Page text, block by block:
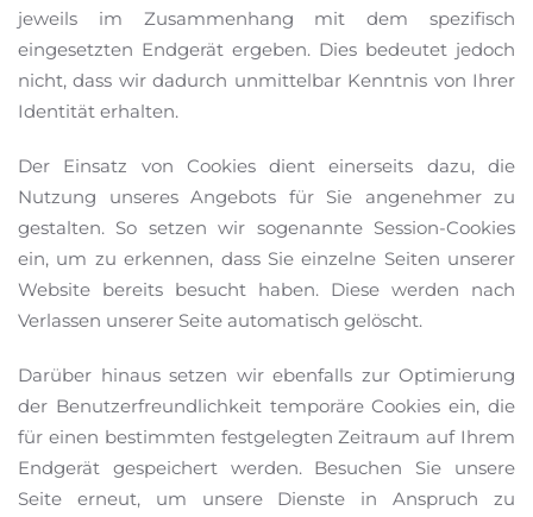
jeweils im Zusammenhang mit dem spezifisch
eingesetzten Endgerät ergeben. Dies bedeutet jedoch
nicht, dass wir dadurch unmittelbar Kenntnis von Ihrer
Identität erhalten.
Der Einsatz von Cookies dient einerseits dazu, die
Nutzung unseres Angebots für Sie angenehmer zu
gestalten. So setzen wir sogenannte Session-Cookies
ein, um zu erkennen, dass Sie einzelne Seiten unserer
Website bereits besucht haben. Diese werden nach
Verlassen unserer Seite automatisch gelöscht.
Darüber hinaus setzen wir ebenfalls zur Optimierung
der Benutzerfreundlichkeit temporäre Cookies ein, die
für einen bestimmten festgelegten Zeitraum auf Ihrem
Endgerät gespeichert werden. Besuchen Sie unsere
Seite erneut, um unsere Dienste in Anspruch zu